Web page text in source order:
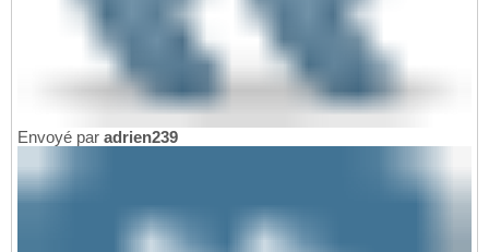
Envoyé par adrien239